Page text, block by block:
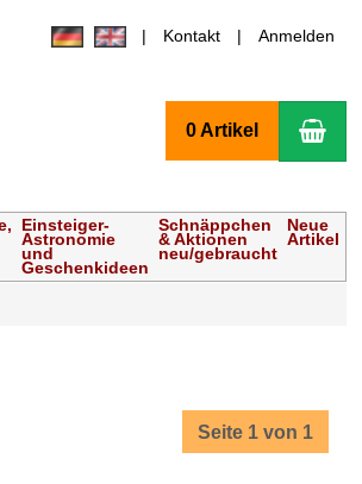
Kontakt Anmelden
0 Artikel
Einsteiger-
Astronomie
und
Geschenkideen
Schnäppchen
& Aktionen
neu/gebraucht
Neue
Artikel
Seite 1 von 1